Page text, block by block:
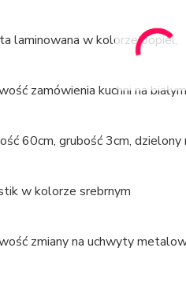
laminowana w kolorze popiel,
zamówienia kuchni na
60cm, grubość 3cm,
w kolorze srebrnym
zmiany na uchwyty